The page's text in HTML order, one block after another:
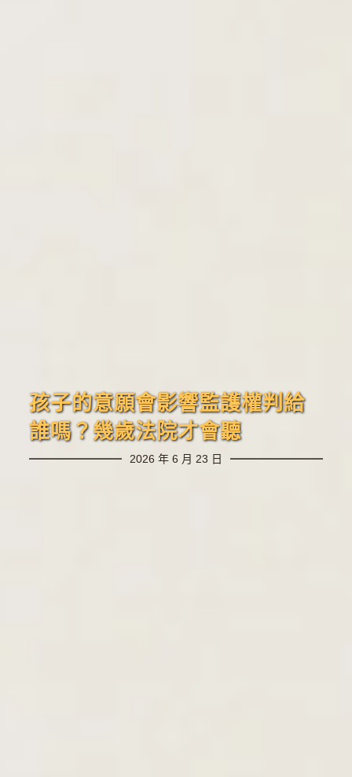
孩子的意願會影響監護權判給
誰嗎？幾歲法院才會聽
2026 年 6 月 23 日